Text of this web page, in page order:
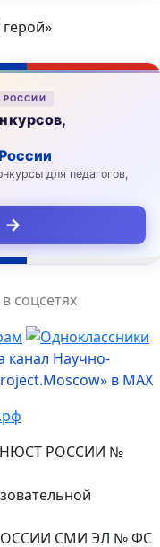
РОССИИ
для педагогов,
→
соцсетях
канал Научно-
в MAX
РОССИИ №
СМИ ЭЛ № ФС